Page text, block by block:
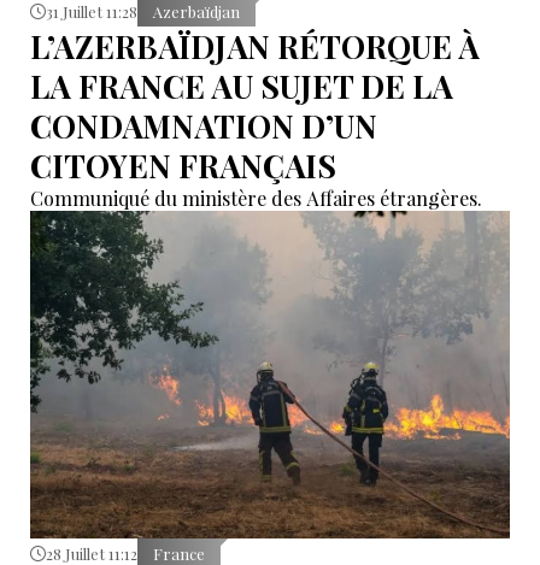
31 Juillet 11:28 Azerbaïdjan
L’AZERBAÏDJAN RÉTORQUE À
LA FRANCE AU SUJET DE LA
CONDAMNATION D’UN
CITOYEN FRANÇAIS
Communiqué du ministère des Affaires étrangères.
28 Juillet 11:12 France